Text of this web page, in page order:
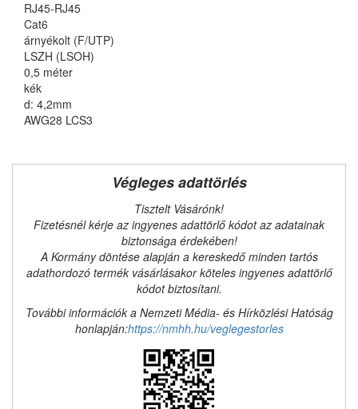
RJ45-RJ45
Cat6
árnyékolt (F/UTP)
LSZH (LSOH)
0,5 méter
kék
d: 4,2mm
AWG28 LCS3
Végleges adattörlés
Tisztelt Vásárónk!
Fizetésnél kérje az ingyenes adattörlő kódot az adatainak
biztonsága érdekében!
A Kormány döntése alapján a kereskedő minden tartós
adathordozó termék vásárlásakor köteles ingyenes adattörlő
kódot biztosítani.
További információk a Nemzeti Média- és Hírközlési Hatóság
honlapján:https://nmhh.hu/veglegestorles